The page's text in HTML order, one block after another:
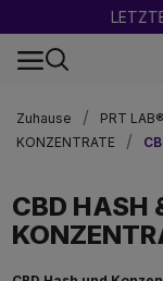
Zuhause
PRT
KONZENTRATE
CBD HASH